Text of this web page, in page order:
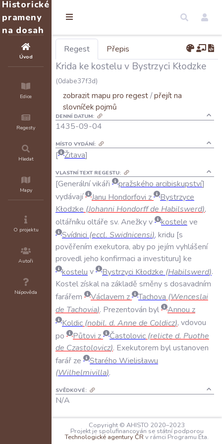
Historické
prameny
na dosah
Úvod
Edice
Regesty
Hledat
Mapy
O projektu
Autoři
Nápověda
Regest Přepis
Krida ke kostelu v Bystrzyci Kłodzke
(0dabe37f3d)
zobrazit mapu pro regest/přejít na
slovníček pojmů
DENNÍ DATUM:
1435-09-04
MÍSTO VYDÁNÍ:
Žitava
VLASTNÍ TEXT REGESTU:
Generálnívikáři pražského arcibiskupství
vydávají
Janu Hondorfovi z
Bystrzyce
Kłodzke (Johanni Hondorffde Habilswerd),
oltářníku oltáře sv. Anežkyv kostele ve
Svídnici (eccl. Swidnicensi), kridu s
pověřením exekutora, abypo jejím vyhlášení
provedl jeho konfirmaci a investituru ke
kostelu v Bystrzyci Kłodzke (Habilswerd).
Kostel získalna základě směnys dosavadním
farářem
Václavem z Tachova (Wenceslai
de Tachovia). Prezentován byl Annou z
Koldic (nobil. d. Anne de Coldicz), vdovou
po
Půtovi z Častolovic (relicte d. Puothe
de Czastolovicz). Exekutorem bylustanoven
farář ze Starého Wielisławu
(Wilhelmivilla).
SVĚDKOVÉ:
N/A
PEČETI:
Copyright © AHISTO 2020–2023
Projekt je spolufinancován se státní podporou
Technologické agentury ČR v rámci Programu Éta.